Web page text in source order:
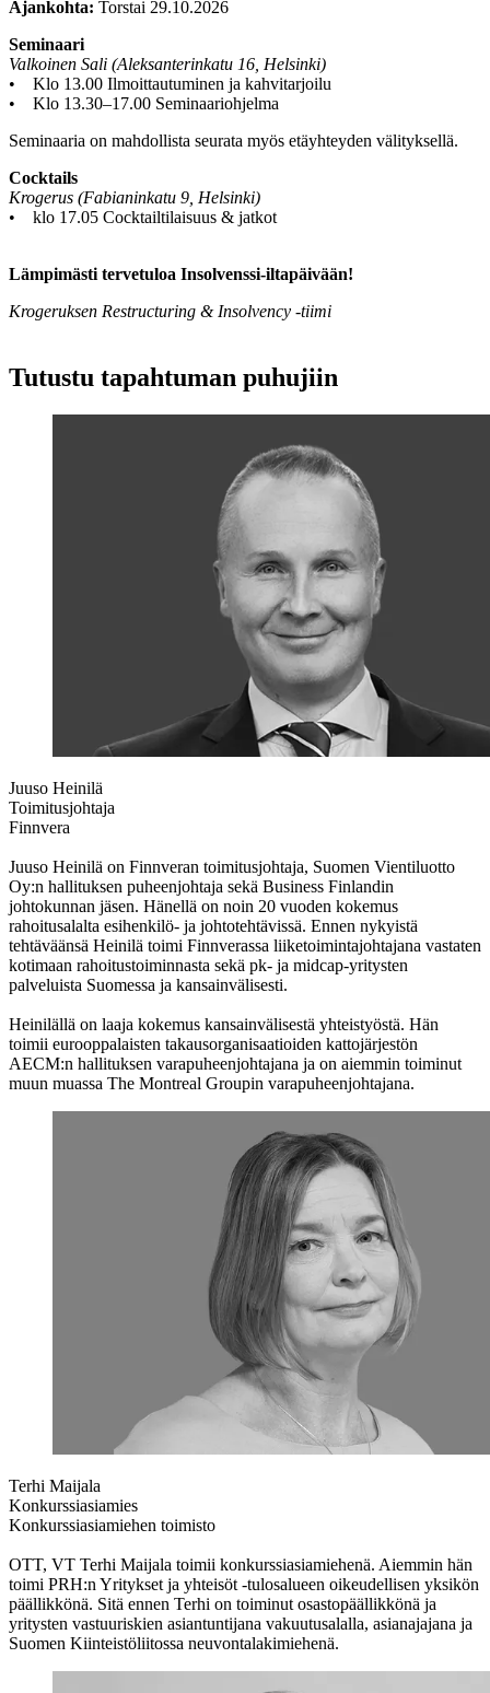
Ajankohta: Torstai 29.10.2026
Seminaari
Valkoinen Sali (Aleksanterinkatu 16, Helsinki)
• Klo 13.00 Ilmoittautuminen ja kahvitarjoilu
• Klo 13.30–17.00 Seminaariohjelma
Seminaaria on mahdollista seurata myös etäyhteyden välityksellä.
Cocktails
Krogerus (Fabianinkatu 9, Helsinki)
• klo 17.05 Cocktailtilaisuus & jatkot
Lämpimästi tervetuloa Insolvenssi-iltapäivään!
Krogeruksen Restructuring & Insolvency -tiimi
Tutustu tapahtuman puhujiin
Juuso Heinilä
Toimitusjohtaja
Finnvera
Juuso Heinilä on Finnveran toimitusjohtaja, Suomen Vientiluotto
Oy:n hallituksen puheenjohtaja sekä Business Finlandin
johtokunnan jäsen. Hänellä on noin 20 vuoden kokemus
rahoitusalalta esihenkilö- ja johtotehtävissä. Ennen nykyistä
tehtäväänsä Heinilä toimi Finnverassa liiketoimintajohtajana vastaten
kotimaan rahoitustoiminnasta sekä pk- ja midcap-yritysten
palveluista Suomessa ja kansainvälisesti.
Heinilällä on laaja kokemus kansainvälisestä yhteistyöstä. Hän
toimii eurooppalaisten takausorganisaatioiden kattojärjestön
AECM:n hallituksen varapuheenjohtajana ja on aiemmin toiminut
muun muassa The Montreal Groupin varapuheenjohtajana.
Terhi Maijala
Konkurssiasiamies
Konkurssiasiamiehen toimisto
OTT, VT Terhi Maijala toimii konkurssiasiamiehenä. Aiemmin hän
toimi PRH:n Yritykset ja yhteisöt -tulosalueen oikeudellisen yksikön
päällikkönä. Sitä ennen Terhi on toiminut osastopäällikkönä ja
yritysten vastuuriskien asiantuntijana vakuutusalalla, asianajajana ja
Suomen Kiinteistöliitossa neuvontalakimiehenä.